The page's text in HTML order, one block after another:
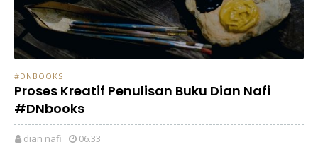
#DNBOOKS
Proses Kreatif Penulisan Buku Dian Nafi
#DNbooks
dian nafi 06.33